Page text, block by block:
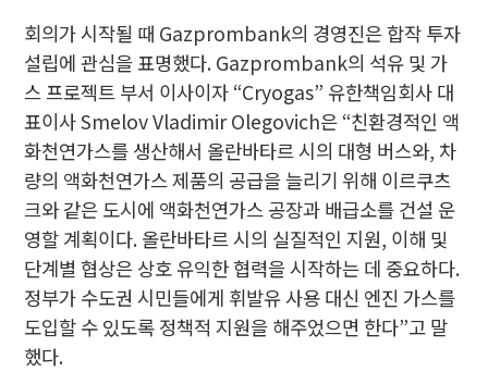
회의가 시작될 때 Gazprombank의 경영진은 합작 투자
설립에 관심을 표명했다. Gazprombank의 석유 및 가
스 프로젝트 부서 이사이자 “Cryogas” 유한책임회사 대
표이사 Smelov Vladimir Olegovich은 “친환경적인 액
화천연가스를 생산해서 올란바타르 시의 대형 버스와, 차
량의 액화천연가스 제품의 공급을 늘리기 위해 이르쿠츠
크와 같은 도시에 액화천연가스 공장과 배급소를 건설 운
영할 계획이다. 올란바타르시의 실질적인 지원, 이해 및
단계별 협상은 상호 유익한 협력을 시작하는 데 중요하다.
정부가 수도권 시민들에게 휘발유 사용 대신 엔진 가스를
도입할 수 있도록 정책적 지원을 해주었으면 한다”고 말
했다.